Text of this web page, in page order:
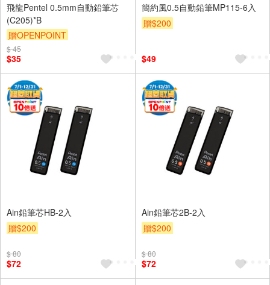
飛龍Pentel 0.5mm自動鉛筆芯
(C205)*B
贈OPENPOINT
$ 45
$35
簡約風0.5自動鉛筆MP115-6入
贈$200
$49
Ain鉛筆芯HB-2入
贈$200
$ 80
$72
Ain鉛筆芯2B-2入
贈$200
$ 80
$72